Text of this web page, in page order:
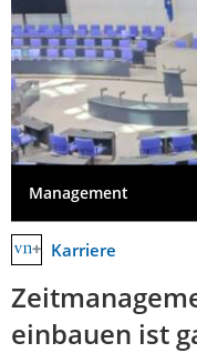
Management
Karriere
einbauen ist